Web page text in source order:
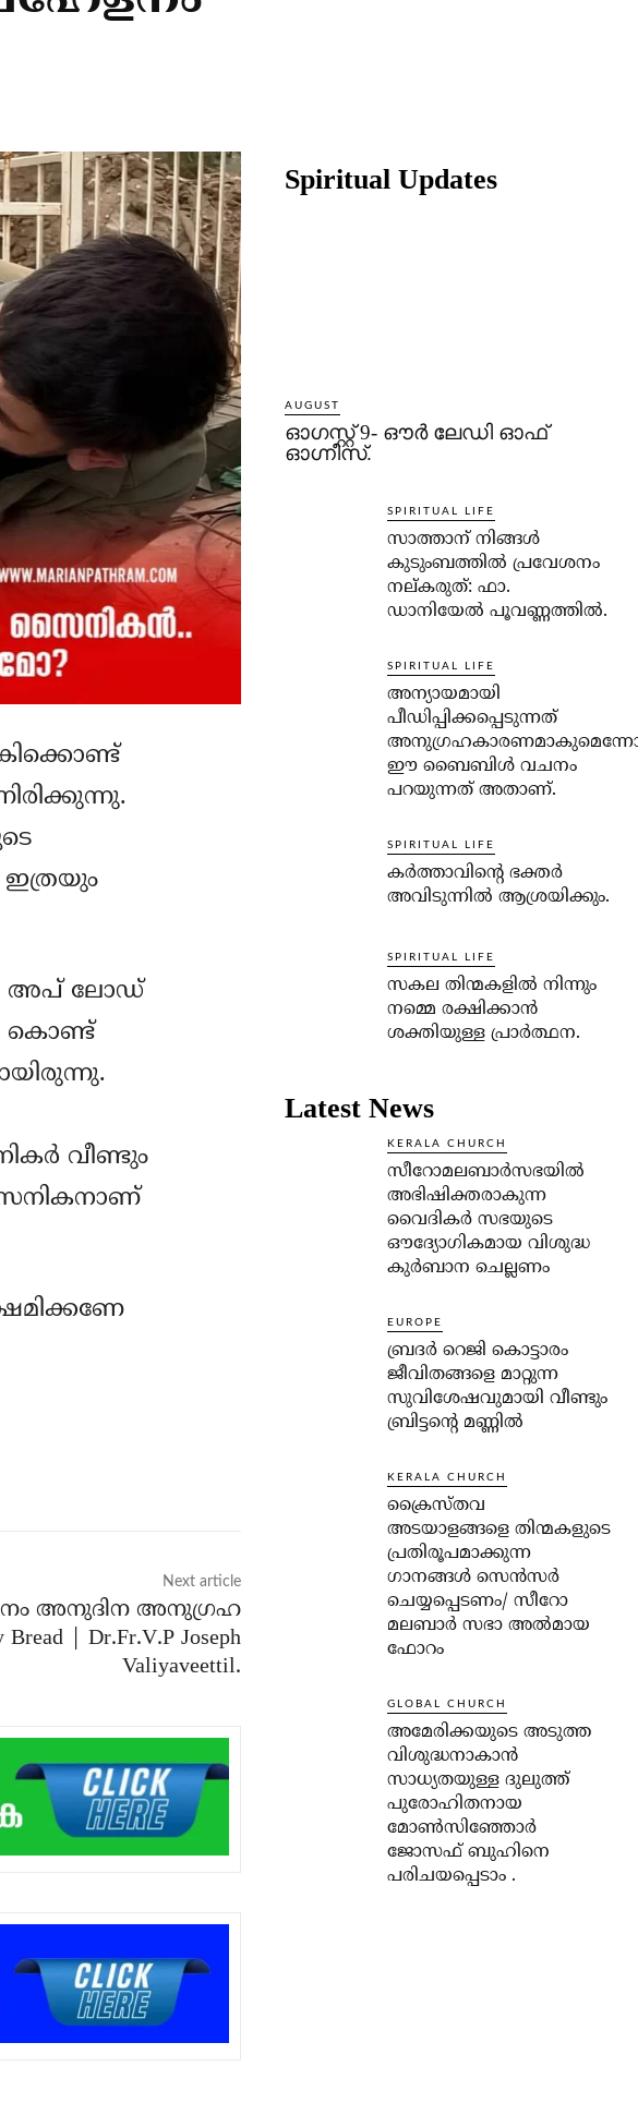
അപ് ലോഡ്
കൊണ്ട്
വീണ്ടും
Next article
അനുദിന അനുഗ്രഹ
| Dr.Fr.V.P Joseph
Valiyaveettil.
Spiritual Updates
AUGUST
ഓഗസ്റ്റ് 9- ഔര്‍ ലേഡി ഓഫ്
ഓഗ്നീസ്.
SPIRITUAL LIFE
സാത്താന് നിങ്ങള്‍
കുടുംബത്തില്‍ പ്രവേശനം
നല്കരുത്: ഫാ.
ഡാനിയേല്‍ പൂവണ്ണത്തില്‍.
SPIRITUAL LIFE
അന്യായമായി
പീഡിപ്പിക്കപ്പെടുന്നത്
ഈ ബൈബിള്‍ വചനം
പറയുന്നത് അതാണ്.
SPIRITUAL LIFE
കര്‍ത്താവിന്റെ ഭക്തര്‍
അവിടുന്നില്‍ ആശ്രയിക്കും.
SPIRITUAL LIFE
സകല തിന്മകളില്‍ നിന്നും
നമ്മെ രക്ഷിക്കാന്‍
ശക്തിയുള്ള പ്രാര്‍ത്ഥന.
Latest News
KERALA CHURCH
സീറോമലബാർസഭയിൽ
അഭിഷിക്തരാകുന്ന
വൈദികർ സഭയുടെ
ഔദ്യോഗികമായ വിശുദ്ധ
കുർബാന ചെല്ലണം
EUROPE
ബ്രദർ റെജി കൊട്ടാരം
ജീവിതങ്ങളെ മാറ്റുന്ന
സുവിശേഷവുമായി വീണ്ടും
ബ്രിട്ടന്റെ മണ്ണിൽ
KERALA CHURCH
ക്രൈസ്തവ
അടയാളങ്ങളെ തിന്മകളുടെ
പ്രതിരൂപമാക്കുന്ന
ഗാനങ്ങൾ സെൻസർ
ചെയ്യപ്പെടണം/ സീറോ
മലബാർ സഭാ അൽമായ
ഫോറം
GLOBAL CHURCH
അമേരിക്കയുടെ അടുത്ത
വിശുദ്ധനാകാൻ
സാധ്യതയുള്ള ദുലുത്ത്
പുരോഹിതനായ
മോൺസിഞ്ഞോർ
ജോസഫ് ബുഹിനെ
പരിചയപ്പെടാം .